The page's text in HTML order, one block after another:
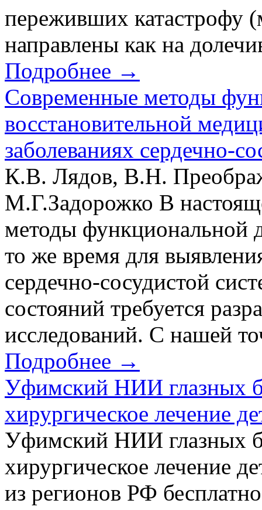
переживших катастрофу
направлены как на
Подробнее →
Cовременные методы
восстановительной
заболеваниях сердечно-
К.В. Лядов, В.Н.
М.Г.Задорожко В
методы функциональной
то же время для
сердечно-сосудистой
состояний требуется
исследований. С нашей
Подробнее →
Уфимский НИИ глазных
хирургическое лечение
Уфимский НИИ глазных
хирургическое лечение
из регионов РФ